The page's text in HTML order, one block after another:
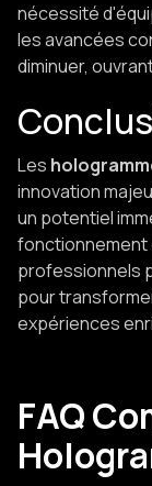
nécessité
les avancées
diminuer,
Les
innovation
un potentiel
fonctionnement
professionnels
pour
expériences
FAQ